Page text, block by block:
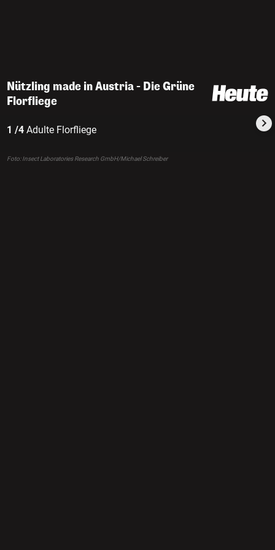
Nützling made in Austria - Die Grüne
Florfliege
1 /4 Adulte Florfliege
Foto: Insect Laboratories Research GmbH/Michael Schreiber